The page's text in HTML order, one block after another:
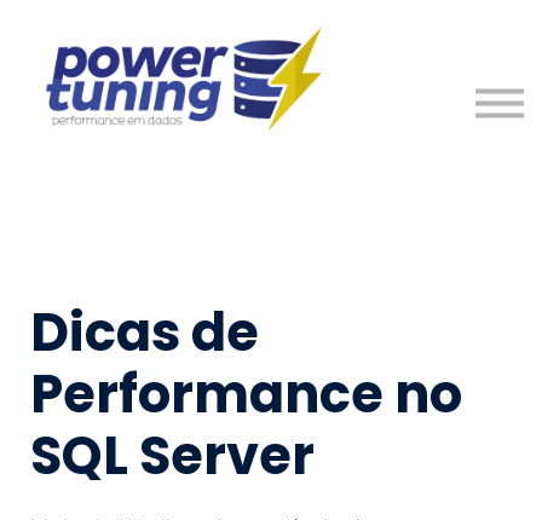
Nosso Time
Entre em Contato
Dicas de
Performance no
SQL Server